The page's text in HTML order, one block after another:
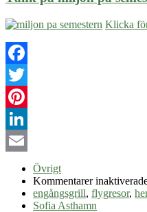
Klicka
Facebook
Twitter
Pinterest
LinkedIn
Övrigt
Kommentarer
engångsgrill, flygresor,
Sofia Asthamn